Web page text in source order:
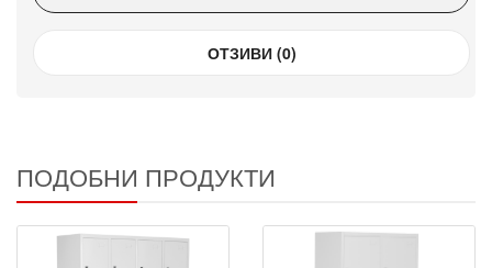
ОТЗИВИ (0)
ПОДОБНИ ПРОДУКТИ